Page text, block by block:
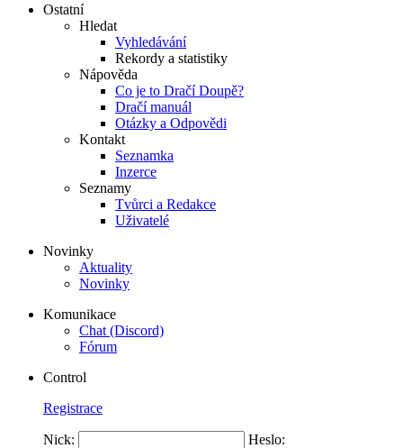
Ostatní
Hledat
Vyhledávání
Rekordy a statistiky
Nápověda
Co je to Dračí Doupě?
Dračí manuál
Otázky a Odpovědi
Kontakt
Seznamka
Inzerce
Seznamy
Tvůrci a Redakce
Uživatelé
Novinky
Aktuality
Novinky
Komunikace
Chat (Discord)
Fórum
Control
Registrace
Nick: Heslo: